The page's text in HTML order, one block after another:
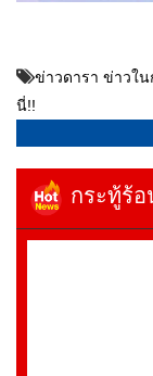
ข่าวดารา ข่าวใน
นี่!!
กระทู้ร้